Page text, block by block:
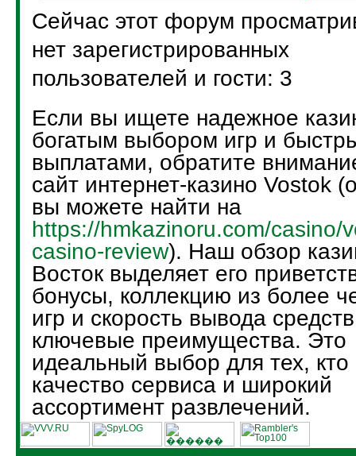
Сейчас этот форум
нет зарегистрированных
пользователей и гости: 3
Если вы ищете надежное
богатым выбором игр и
выплатами, обратите
сайт интернет-казино Vostok
вы можете найти на
https://hmkazinoru.com/casino/
casino-review). Наш обзор
Восток выделяет его
бонусы, коллекцию из более
игр и скорость вывода
ключевые преимущества. Это
идеальный выбор для тех, кто
качество сервиса и широкий
ассортимент развлечений.